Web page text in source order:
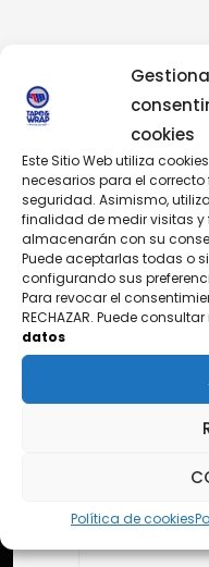
cookies
Este Sitio Web utiliza
necesarios para el
seguridad. Asimismo,
finalidad de medir visitas y
almacenarán con su
Puede aceptarlas todas o
configurando sus
Para revocar el
RECHAZAR. Puede
datos
Política de cookies
CONTÁCTANOS
¿TIENES
Nombre
Email